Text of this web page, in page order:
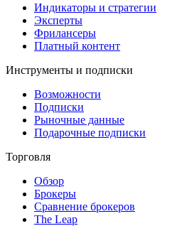
Индикаторы и стратегии
Эксперты
Фрилансеры
Платный контент
Инструменты и подписки
Возможности
Подписки
Рыночные данные
Подарочные подписки
Торговля
Обзор
Брокеры
Сравнение брокеров
The Leap